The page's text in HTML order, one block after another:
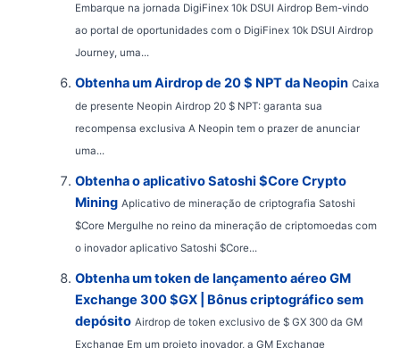
Embarque na jornada DigiFinex 10k DSUI Airdrop Bem-vindo
ao portal de oportunidades com o DigiFinex 10k DSUI Airdrop
Journey, uma...
Obtenha um Airdrop de 20 $ NPT da Neopin Caixa
de presente Neopin Airdrop 20 $ NPT: garanta sua
recompensa exclusiva A Neopin tem o prazer de anunciar
uma...
Obtenha o aplicativo Satoshi $Core Crypto
Mining Aplicativo de mineração de criptografia Satoshi
$Core Mergulhe no reino da mineração de criptomoedas com
o inovador aplicativo Satoshi $Core...
Obtenha um token de lançamento aéreo GM
Exchange 300 $GX | Bônus criptográfico sem
depósito Airdrop de token exclusivo de $ GX 300 da GM
Exchange Em um projeto inovador, a GM Exchange